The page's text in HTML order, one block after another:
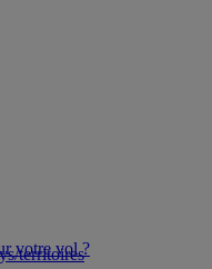
territoires
votre vol ?